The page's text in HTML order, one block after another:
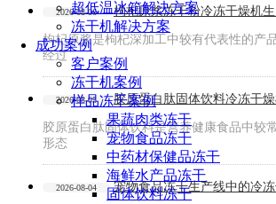
超低温冰箱解决方案
冻干机解决方案
成功案例
客户案例
冻干机案例
样品冻干案例
果蔬肉类冻干
宠物食品冻干
中药材保健品冻干
海鲜水产品冻干
固体饮料冻干
2026-08-06 枸杞原浆冻干粉冷冻干燥机
枸杞原浆是枸杞深加工中较有代表性的产
经过
2026-08-05 胶原蛋白肽固体饮料冷冻干燥
胶原蛋白肽固体饮料是营养健康食品中较
形态
2026-08-04 宠物食品冻干生产线中的冷